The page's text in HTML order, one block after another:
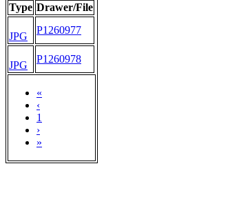
Type Drawer/File
«
‹
1
›
»
JPG
P1260977
JPG
P1260978